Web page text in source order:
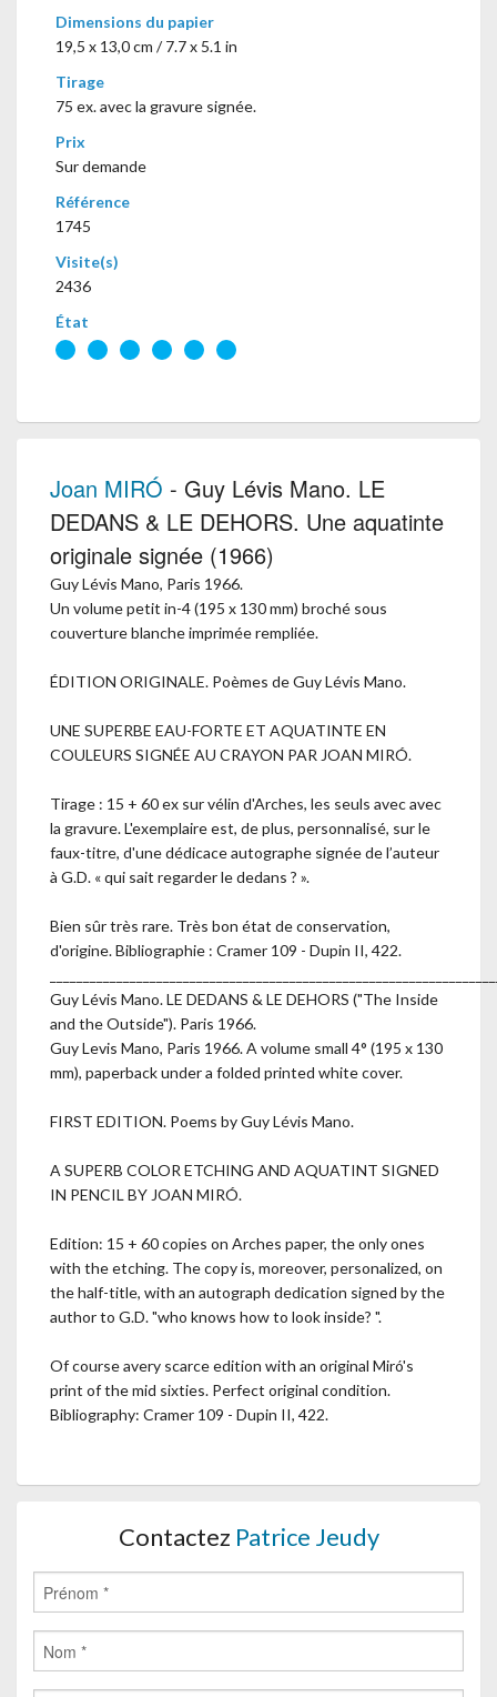
Dimensions du papier
19,5 x 13,0 cm / 7.7 x 5.1 in
Tirage
75 ex. avec la gravure signée.
Prix
Sur demande
Référence
1745
Visite(s)
2436
État
Joan MIRÓ - Guy Lévis Mano. LE
DEDANS & LE DEHORS. Une aquatinte
originale signée (1966)
Guy Lévis Mano, Paris 1966.
Un volume petit in-4 (195 x 130 mm) broché sous
couverture blanche imprimée rempliée.
ÉDITION ORIGINALE. Poèmes de Guy Lévis Mano.
UNE SUPERBE EAU-FORTE ET AQUATINTE EN
COULEURS SIGNÉE AU CRAYON PAR JOAN MIRÓ.
Tirage : 15 + 60 ex sur vélin d'Arches, les seuls avec avec
la gravure. L'exemplaire est, de plus, personnalisé, sur le
faux-titre, d'une dédicace autographe signée de l’auteur
à G.D. « qui sait regarder le dedans ? ».
Bien sûr très rare. Très bon état de conservation,
d'origine. Bibliographie : Cramer 109 - Dupin II, 422.
Guy Lévis Mano. LE DEDANS & LE DEHORS ("The Inside
and the Outside"). Paris 1966.
Guy Levis Mano, Paris 1966. A volume small 4° (195 x 130
mm), paperback under a folded printed white cover.
FIRST EDITION. Poems by Guy Lévis Mano.
A SUPERB COLOR ETCHING AND AQUATINT SIGNED
IN PENCIL BY JOAN MIRÓ.
Edition: 15 + 60 copies on Arches paper, the only ones
with the etching. The copy is, moreover, personalized, on
the half-title, with an autograph dedication signed by the
author to G.D. "who knows how to look inside? ".
Of course avery scarce edition with an original Miró's
print of the mid sixties. Perfect original condition.
Bibliography: Cramer 109 - Dupin II, 422.
Contactez Patrice Jeudy